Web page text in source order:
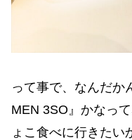
って事で、なんだか
MEN 3SO』かなっ
ょこ食べに行きたい